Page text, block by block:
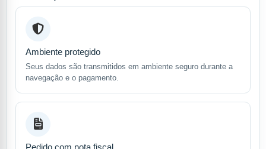
Ambiente protegido
Seus dados são transmitidos em ambiente seguro durante a
navegação e o pagamento.
Pedido com nota fiscal